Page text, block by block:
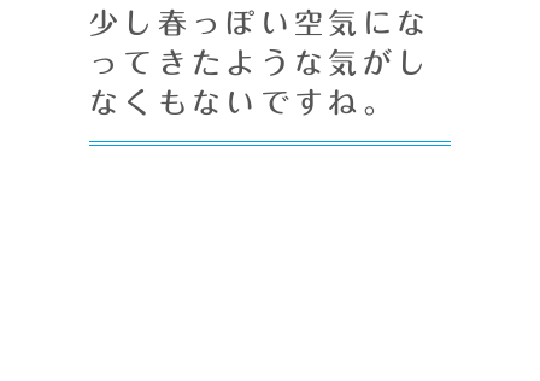
少し春っぽい空気にな
ってきたような気がし
なくもないですね。